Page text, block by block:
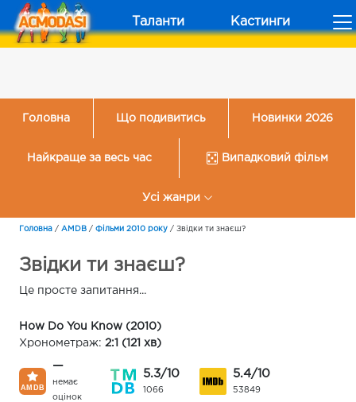
Таланти Кастинги
Головна Що подивитись Новинки 2026
Найкраще за весь час Випадковий фільм
Усі жанри
Головна / AMDB / Фільми 2010 року / Звідки ти знаєш?
Звідки ти знаєш?
Це просте запитання...
How Do You Know (2010)
Хронометраж: 2:1 (121 хв)
—
немає
оцінок
5.3/10
1066
5.4/10
53849